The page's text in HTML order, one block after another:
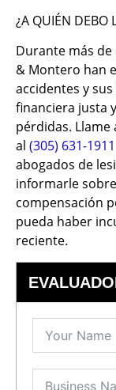
¿A QUIÉN DEBO
Durante más de
& Montero han
accidentes y
financiera justa
pérdidas.
al (305) 631-1911
abogados de
informarle
compensación
pueda haber
reciente.